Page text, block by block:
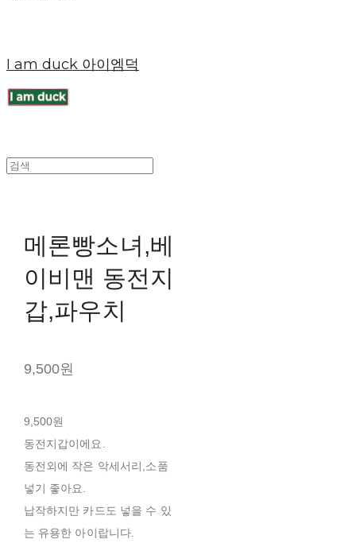
I am duck 아이엠덕
메론빵소녀,베
이비맨 동전지
갑,파우치
9,500원
9,500원
동전지갑이에요.
동전외에 작은 악세서리,소품
넣기 좋아요.
납작하지만 카드도 넣을 수 있
는 유용한 아이랍니다.